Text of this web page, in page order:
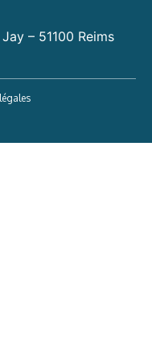
– 51100 Reims